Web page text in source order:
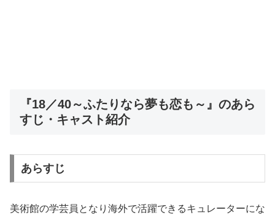
『18／40～ふたりなら夢も恋も～』のあら
すじ・キャスト紹介
あらすじ
美術館の学芸員となり海外で活躍できるキュレーターにな